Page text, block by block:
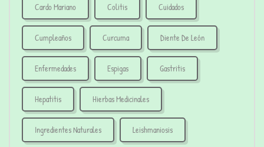
Cardo Mariano Colitis Cuidados
Cumpleaños Curcuma Diente De León
Enfermedades Espigas Gastritis
Hepatitis Hierbas Medicinales
Ingredientes Naturales Leishmaniosis